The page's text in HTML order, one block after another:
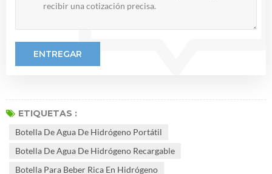
ETIQUETAS :
Botella De Agua De Hidrógeno Portátil
Botella De Agua De Hidrógeno Recargable
Botella Para Beber Rica En Hidrógeno